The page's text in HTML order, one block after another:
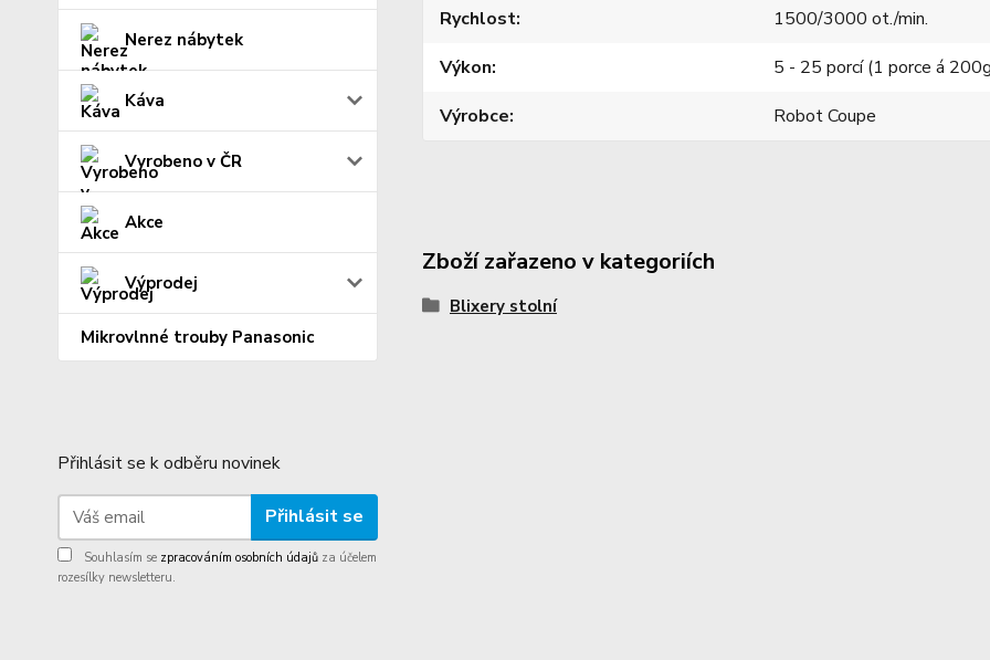
Nerez nábytek
Káva
Vyrobeno v ČR
Akce
Výprodej
Mikrovlnné trouby Panasonic
Přihlásit se k odběru novinek
Přihlásit se
Souhlasím se zpracováním osobních údajů za účelem
rozesílky newsletteru.
Rychlost
1500/3000 ot./min.
Výkon
5 - 25 porcí (1 porce á
Výrobce
Robot Coupe
Zboží zařazeno v kategoriích
Blixery stolní